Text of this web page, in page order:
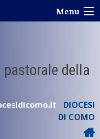
Menu
della
DIOCESI
DI COMO